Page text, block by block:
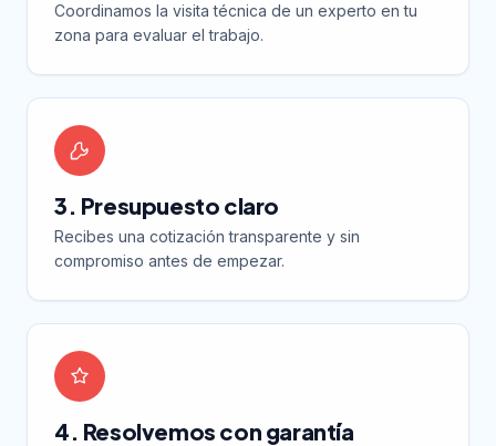
Coordinamos la visita técnica de un experto en tu
zona para evaluar el trabajo.
3. Presupuesto claro
Recibes una cotización transparente y sin
compromiso antes de empezar.
4. Resolvemos con garantía